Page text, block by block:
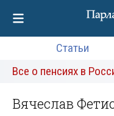
Статьи
Все о пенсиях в
Вячеслав